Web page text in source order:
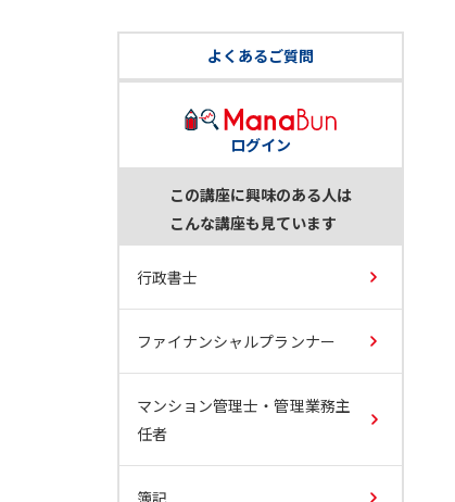
よくあるご質問
ログイン
この講座に興味のある人は
こんな講座も見ています
行政書士
ファイナンシャルプランナー
マンション管理士・管理業務主
任者
簿記